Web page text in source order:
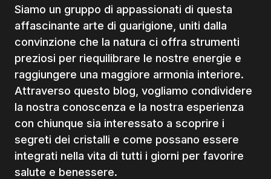
Siamo un gruppo di appassionati di questa
affascinante arte di guarigione, uniti dalla
convinzione che la natura ci offra strumenti
preziosi per riequilibrare le nostre energie e
raggiungere una maggiore armonia interiore.
Attraverso questo blog, vogliamo condividere
la nostra conoscenza e la nostra esperienza
con chiunque sia interessato a scoprire i
segreti dei cristalli e come possano essere
integrati nella vita di tutti i giorni per favorire
salute e benessere.